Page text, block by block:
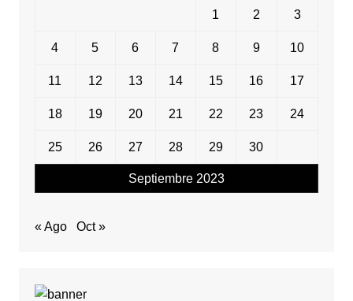
Septiembre 2023
1 2 3
4 5 6 7 8 9 10
11 12 13 14 15 16 17
18 19 20 21 22 23 24
25 26 27 28 29 30
« Ago Oct »